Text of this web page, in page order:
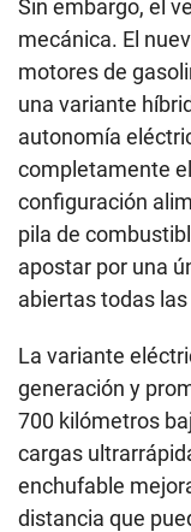
Sin embargo, el
mecánica. El
motores de
una variante
autonomía
completamente
configuración
pila de
apostar por una
abiertas todas
La variante
generación y
700 kilómetros
cargas
enchufable
distancia que